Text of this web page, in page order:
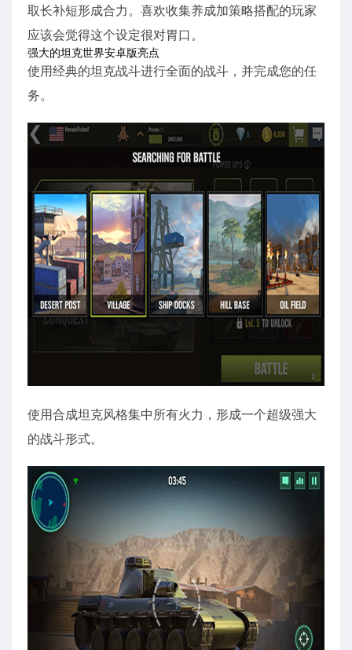
取长补短形成合力。喜欢收集养成加策略搭配的玩家
应该会觉得这个设定很对胃口。
强大的坦克世界安卓版亮点
使用经典的坦克战斗进行全面的战斗，并完成您的任
务。
使用合成坦克风格集中所有火力，形成一个超级强大
的战斗形式。